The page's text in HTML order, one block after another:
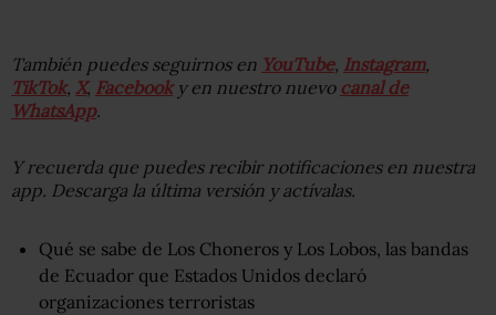
También puedes seguirnos en YouTube, Instagram,
TikTok, X, Facebooky en nuestro nuevo canal de
WhatsApp.
Y recuerda que puedes recibir notificaciones en nuestra
app. Descarga la última versión y actívalas.
Qué se sabe de Los Choneros y Los Lobos, las bandas
de Ecuador que Estados Unidos declaró
organizaciones terroristas